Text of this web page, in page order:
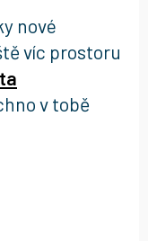
nové
víc prostoru
v tobě